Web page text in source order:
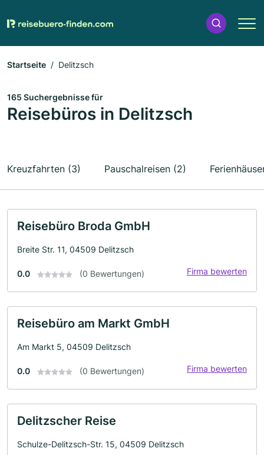
Startseite Delitzsch
165 Suchergebnisse für
Reisebüros in Delitzsch
Kreuzfahrten (3) Pauschalreisen (2)
Reisebüro Broda GmbH
Breite Str. 11, 04509 Delitzsch
0.0 (0 Bewertungen) Firma bewerten
Reisebüro am Markt GmbH
Am Markt 5, 04509 Delitzsch
0.0 (0 Bewertungen) Firma bewerten
Delitzscher Reise
Schulze-Delitzsch-Str. 15, 04509 Delitzsch